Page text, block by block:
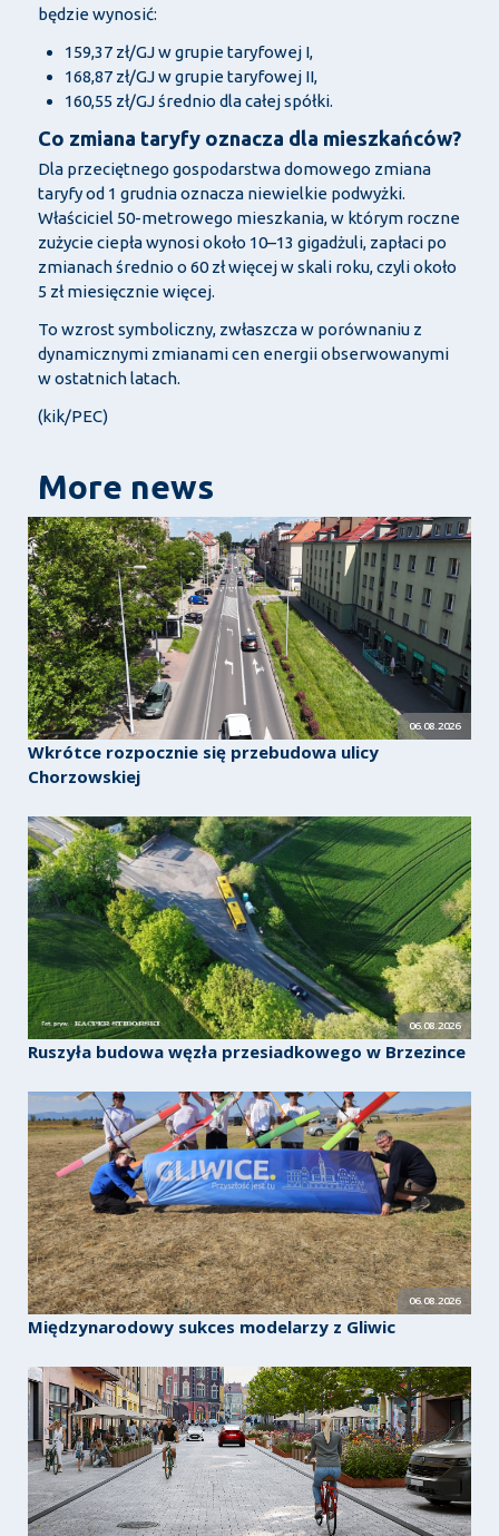
będzie wynosić:
159,37 zł/GJ w grupie taryfowej I,
168,87 zł/GJ w grupie taryfowej II,
160,55 zł/GJ średnio dla całej spółki.
Co zmiana taryfy oznacza dla mieszkańców?
Dla przeciętnego gospodarstwa domowego zmiana
taryfy od 1 grudnia oznacza niewielkie podwyżki.
Właściciel 50-metrowego mieszkania, w którym roczne
zużycie ciepła wynosi około 10–13 gigadżuli, zapłaci po
zmianach średnio o 60 zł więcej w skali roku, czyli około
5 zł miesięcznie więcej.
To wzrost symboliczny, zwłaszcza w porównaniu z
dynamicznymi zmianami cen energii obserwowanymi
w ostatnich latach.
(kik/PEC)
More news
06.08.2026
Wkrótce rozpocznie się przebudowa ulicy
Chorzowskiej
06.08.2026
Ruszyła budowa węzła przesiadkowego w Brzezince
06.08.2026
Międzynarodowy sukces modelarzy z Gliwic